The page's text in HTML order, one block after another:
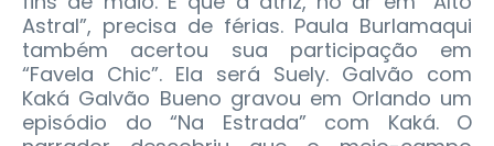
Astral”, precisa de férias. Paula Burlamaqui
também acertou sua participação em
“Favela Chic”. Ela será Suely. Galvão com
Kaká Galvão Bueno gravou em Orlando um
episódio do “Na Estrada” com Kaká. O